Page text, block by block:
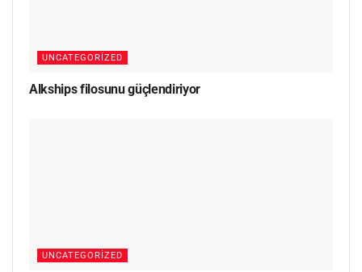
UNCATEGORIZED
Alkships filosunu güçlendiriyor
UNCATEGORIZED